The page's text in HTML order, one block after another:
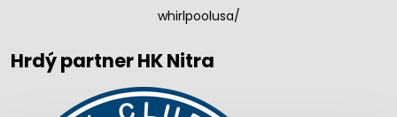
whirlpoolusa/
Hrdý partner HK Nitra